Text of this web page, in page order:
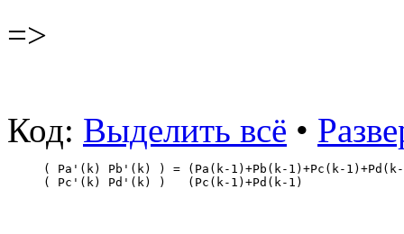
=>
Код: Выделить всё •
( Pa'(k) Pb'(k) ) = (Pa(k-1)+Pb(k-1)+Pc(k-
( Pc'(k) Pd'(k) )   (Pc(k-1)+Pd(k-1)